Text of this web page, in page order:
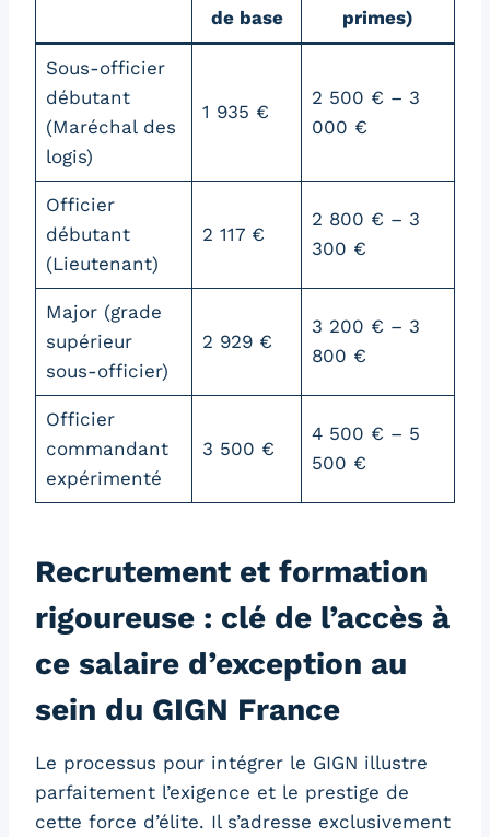
de base
primes)
Sous-officier
débutant
(Maréchal des
logis)
1 935 €
2 500 € – 3
000 €
Officier
débutant
(Lieutenant)
2 117 €
2 800 € – 3
300 €
Major (grade
supérieur
sous-officier)
2 929 €
3 200 € – 3
800 €
Officier
commandant
expérimenté
3 500 €
4 500 € – 5
500 €
Recrutement et formation
rigoureuse : clé de l’accès à
ce salaire d’exception au
sein du GIGN France
Le processus pour intégrer le GIGN illustre
parfaitement l’exigence et le prestige de
cette force d’élite. Il s’adresse exclusivement